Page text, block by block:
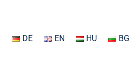
DE EN HU BG